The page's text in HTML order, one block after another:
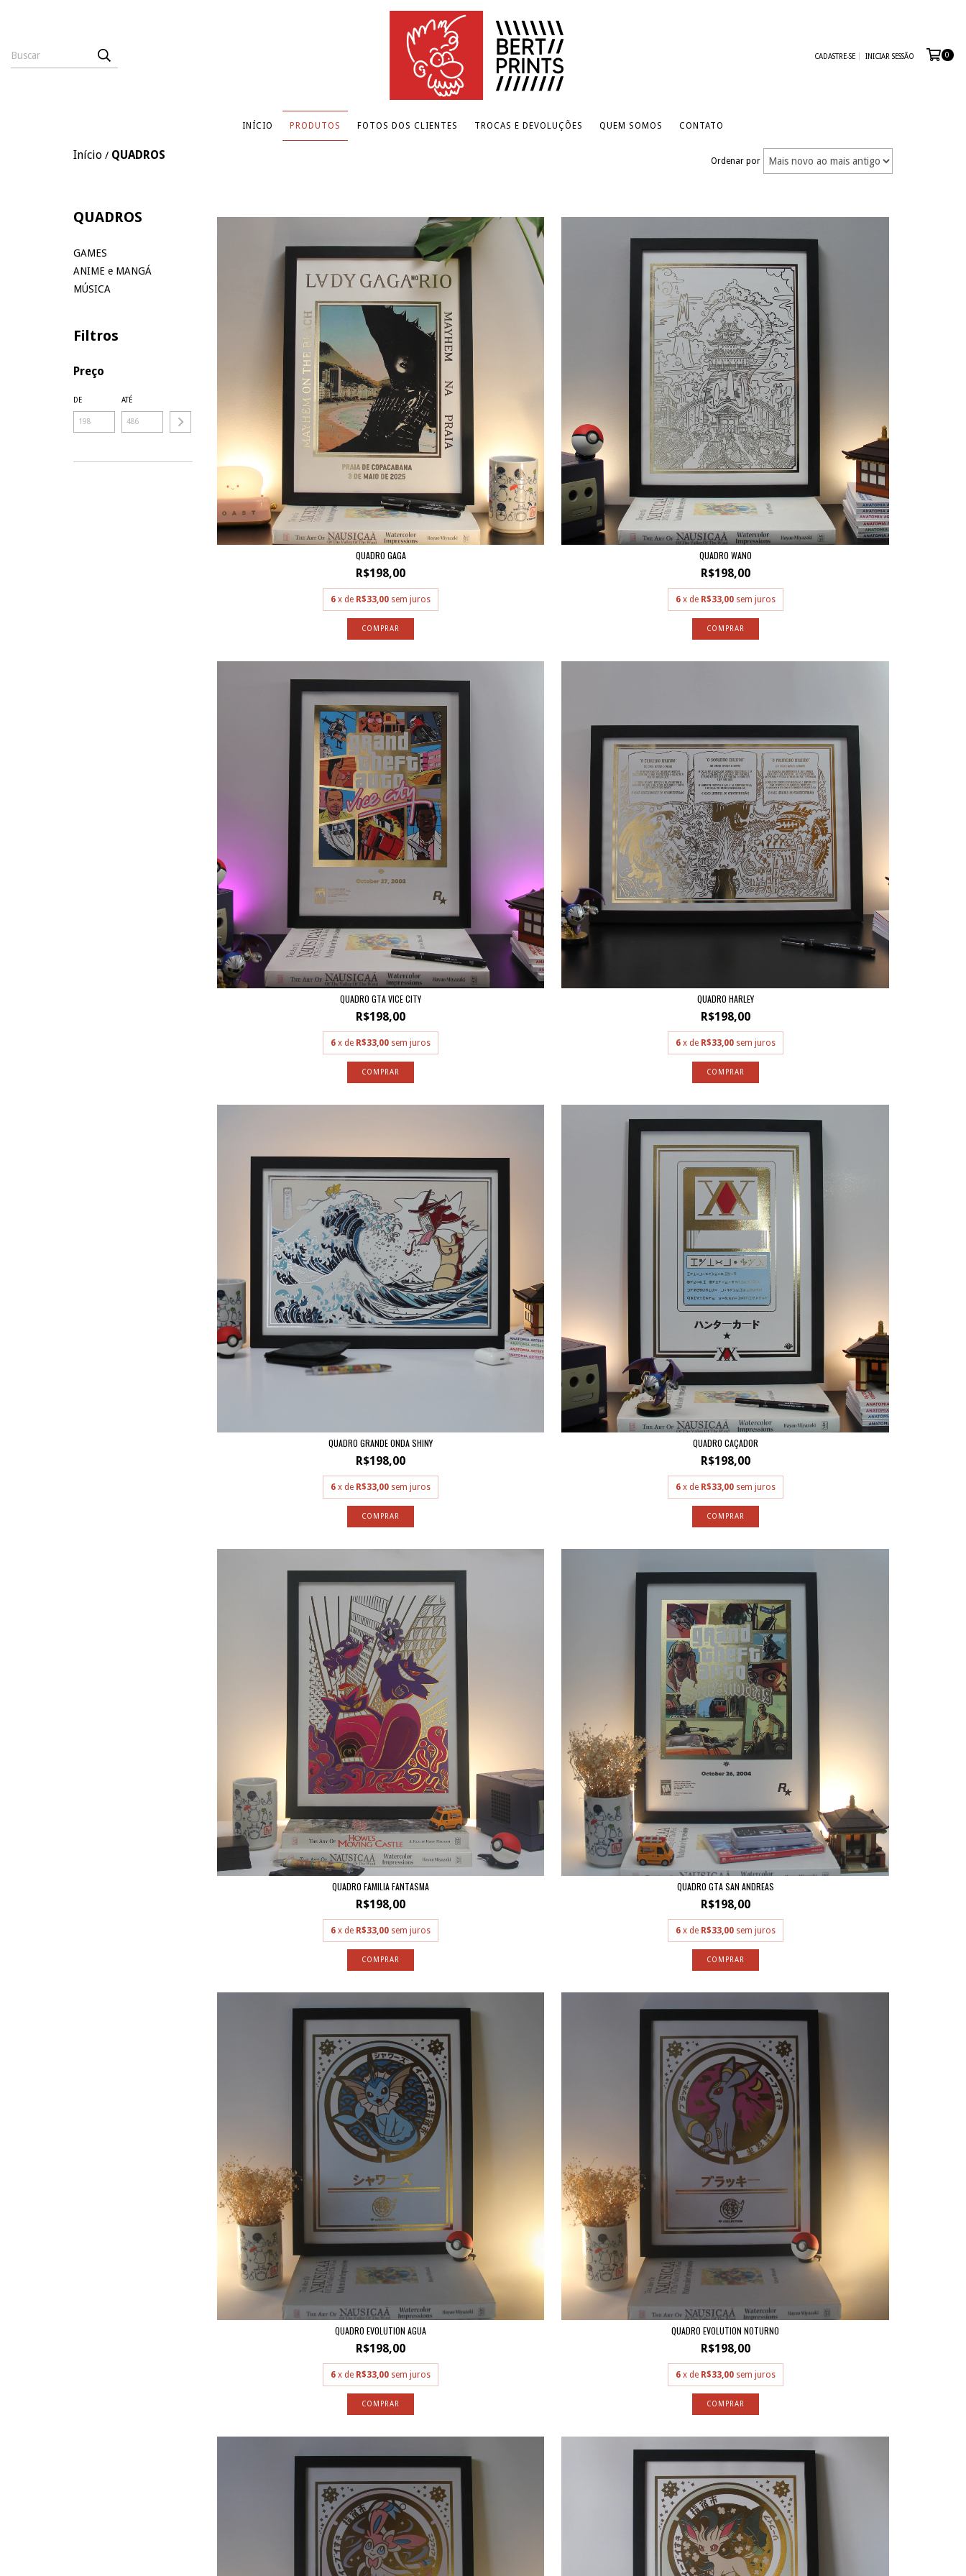
CADASTRE-SE INICIAR SESSÃO 0
INÍCIO PRODUTOS FOTOS DOS CLIENTES TROCAS E DEVOLUÇÕES QUEM SOMOS CONTATO
Início / QUADROS Ordenar por
QUADROS
GAMES
ANIME e MANGÁ
MÚSICA
Filtros
Preço
DE ATÉ
QUADRO GAGA
R$198,00
6 x de R$33,00 sem juros
QUADRO WANO
R$198,00
6 x de R$33,00 sem juros
QUADRO GTA VICE CITY
R$198,00
6 x de R$33,00 sem juros
QUADRO HARLEY
R$198,00
6 x de R$33,00 sem juros
QUADRO GRANDE ONDA SHINY
R$198,00
6 x de R$33,00 sem juros
QUADRO CAÇADOR
R$198,00
6 x de R$33,00 sem juros
QUADRO FAMILIA FANTASMA
R$198,00
6 x de R$33,00 sem juros
QUADRO GTA SAN ANDREAS
R$198,00
6 x de R$33,00 sem juros
QUADRO EVOLUTION AGUA
R$198,00
6 x de R$33,00 sem juros
QUADRO EVOLUTION NOTURNO
R$198,00
6 x de R$33,00 sem juros